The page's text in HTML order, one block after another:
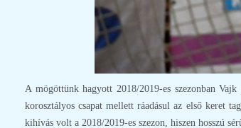
A mögöttünk hagyott 2018/2019-es szezonban
korosztályos csapat mellett ráadásul az első keret
kihívás volt a 2018/2019-es szezon, hiszen hosszú